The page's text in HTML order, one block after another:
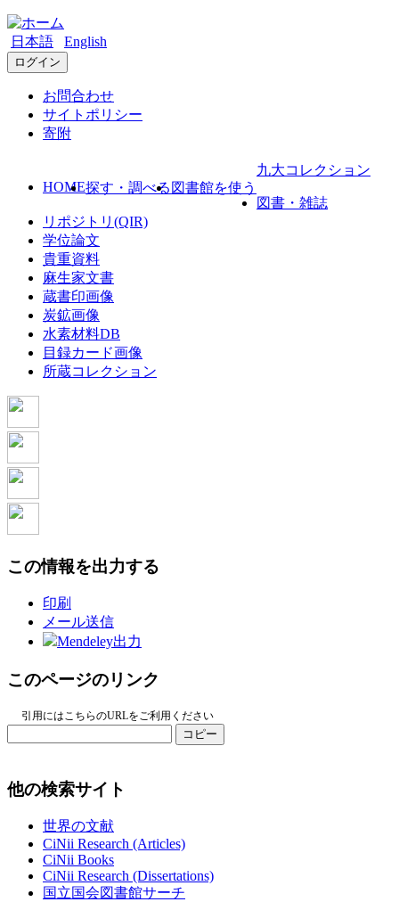
日本語 English
ログイン
お問合わせ
サイトポリシー
寄附
HOME探す・調べる 図書館を使う
九大コレクション
図書・雑誌
リポジトリ(QIR)
学位論文
貴重資料
麻生家文書
蔵書印画像
炭鉱画像
水素材料DB
目録カード画像
所蔵コレクション
この情報を出力する
印刷
メール送信
Mendeley出力
このページのリンク
引用にはこちらのURLをご利用ください
コピー
他の検索サイト
世界の文献
CiNii Research (Articles)
CiNii Books
CiNii Research (Dissertations)
国立国会図書館サーチ